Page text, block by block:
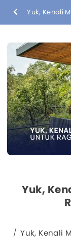
Yuk,
Yuk, Kenali